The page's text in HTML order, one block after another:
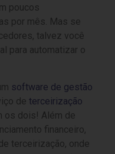
poucos
por mês. Mas se
talvez você
para automatizar o
software de gestão
de terceirização
os dois! Além de
financeiro,
terceirização, onde